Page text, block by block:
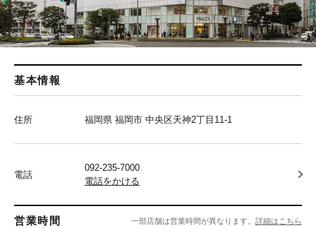
基本情報
住所 福岡県 福岡市 中央区天神2丁目11-1
電話
092-235-7000
電話をかける
営業時間 一部店舗は営業時間が異なります。 詳細はこちら